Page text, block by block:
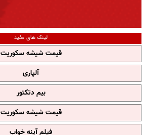
لینک های مفید
قیمت شیشه سکوریت
آلپاری
بیم دتکتور
قیمت شیشه سکوریت
فیلم آپنه خواب